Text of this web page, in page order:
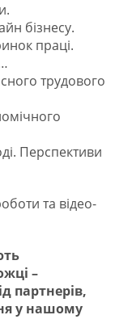
бізнесу.
праці.
трудового
Перспективи
та відео-
–
партнерів,
у нашому